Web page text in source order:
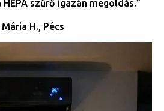
szűrő igazán megoldás.”
Mária H., Pécs